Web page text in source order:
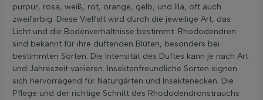
purpur, rosa, weiß, rot, orange, gelb, und lila, oft auch
zweifarbig. Diese Vielfalt wird durch die jeweilige Art, das
Licht und die Bodenverhältnisse bestimmt. Rhododendren
sind bekannt für ihre duftenden Blüten, besonders bei
bestimmten Sorten. Die Intensität des Duftes kann je nach Art
und Jahreszeit variieren. Insektenfreundliche Sorten eignen
sich hervorragend für Naturgärten und Insektenecken. Die
Pflege und der richtige Schnitt des Rhododendronstrauchs